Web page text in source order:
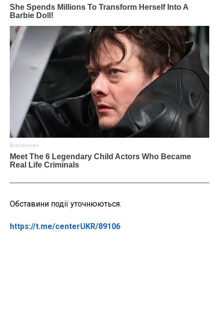
Обставини події уточнюються.
https://t.me/centerUKR/89106